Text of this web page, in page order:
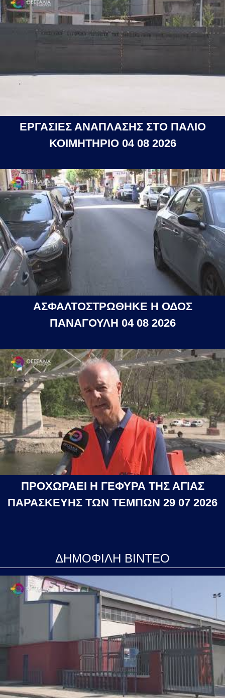
ΕΡΓΑΣΙΕΣ ΑΝΑΠΛΑΣΗΣ ΣΤΟ ΠΑΛΙΟ
ΚΟΙΜΗΤΗΡΙΟ 04 08 2026
ΑΣΦΑΛΤΟΣΤΡΩΘΗΚΕ Η ΟΔΟΣ
ΠΑΝΑΓΟΥΛΗ 04 08 2026
ΠΡΟΧΩΡΑΕΙ Η ΓΕΦΥΡΑ ΤΗΣ ΑΓΙΑΣ
ΠΑΡΑΣΚΕΥΗΣ ΤΩΝ ΤΕΜΠΩΝ 29 07 2026
ΔΗΜΟΦΙΛΗ ΒΙΝΤΕΟ